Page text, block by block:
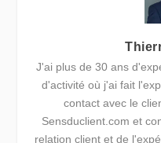
J'ai plus de 30 ans
d'activité où j'ai fait
contact avec le
Sensduclient.com et
relation client et de